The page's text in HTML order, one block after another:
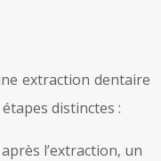
extraction dentaire
distinctes :
l’extraction, un